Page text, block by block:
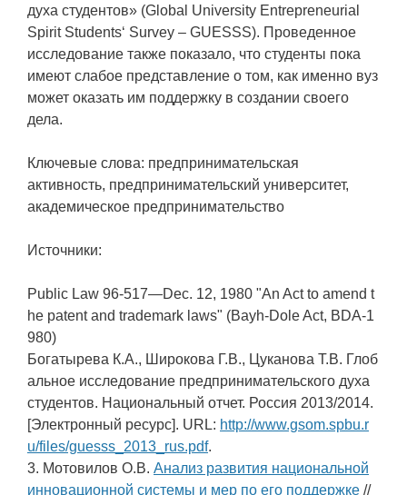
духа студентов» (Global University Entrepreneurial
Spirit Students‘ Survey – GUESSS). Проведенное
исследование также показало, что студенты пока
имеют слабое представление о том, как именно вуз
может оказать им поддержку в создании своего
дела.
Ключевые слова: предпринимательская
активность, предпринимательский университет,
академическое предпринимательство
Источники:
Public Law 96-517—Dec. 12, 1980 "An Act to amend t
he patent and trademark laws" (Bayh-Dole Act, BDA-1
980)
Богатырева К.А., Широкова Г.В., Цуканова Т.В. Глоб
альное исследование предпринимательского духа
студентов. Национальный отчет. Россия 2013/2014.
[Электронный ресурс]. URL: http://www.gsom.spbu.r
u/files/guesss_2013_rus.pdf.
3. Мотовилов О.В. Анализ развития национальной
инновационной системы и мер по его поддержке //